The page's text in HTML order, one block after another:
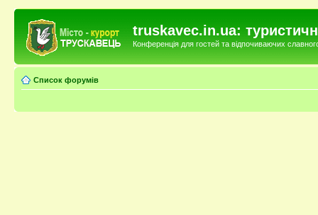
truskavec.in.ua:
Конференція для гостей та відпочиваючих
Список форумів